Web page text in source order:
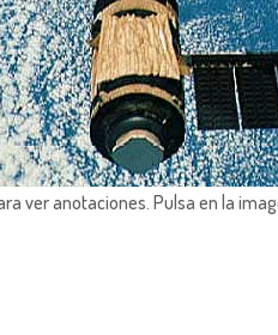
ver anotaciones. Pulsa en la